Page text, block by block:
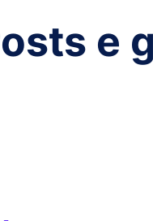
Suportado Por IA
e